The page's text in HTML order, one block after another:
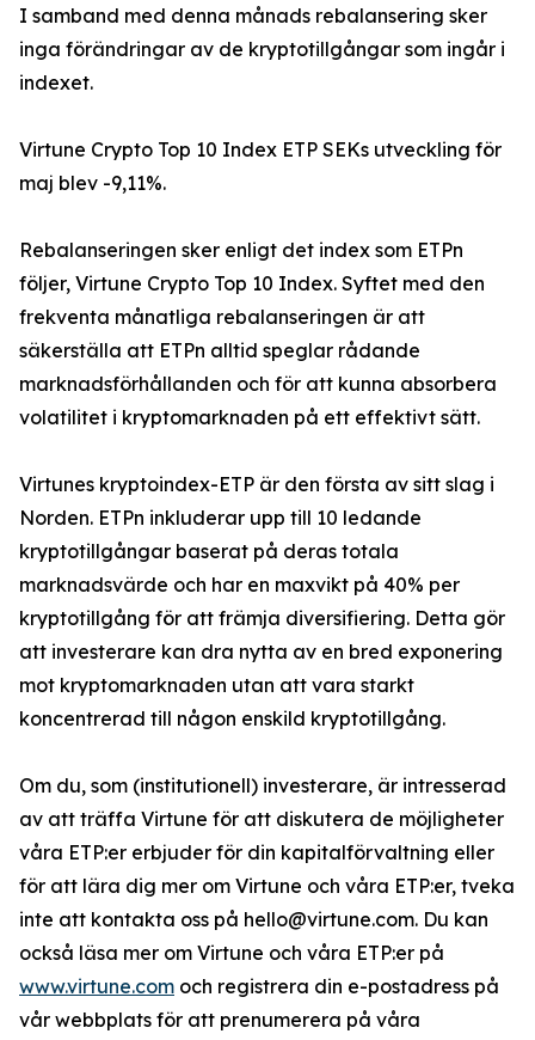
I samband med denna månads rebalansering sker
inga förändringar av de kryptotillgångar som ingår i
indexet.
Virtune Crypto Top 10 Index ETP SEKs utveckling för
maj blev -9,11%.
Rebalanseringen sker enligt det index som ETPn
följer, Virtune Crypto Top 10 Index. Syftet med den
frekventa månatliga rebalanseringen är att
säkerställa att ETPn alltid speglar rådande
marknadsförhållanden och för att kunna absorbera
volatilitet i kryptomarknaden på ett effektivt sätt.
Virtunes kryptoindex-ETP är den första av sitt slag i
Norden. ETPn inkluderar upp till 10 ledande
kryptotillgångar baserat på deras totala
marknadsvärde och har en maxvikt på 40% per
kryptotillgång för att främja diversifiering. Detta gör
att investerare kan dra nytta av en bred exponering
mot kryptomarknaden utan att vara starkt
koncentrerad till någon enskild kryptotillgång.
Om du, som (institutionell) investerare, är intresserad
av att träffa Virtune för att diskutera de möjligheter
våra ETP:er erbjuder för din kapitalförvaltning eller
för att lära dig mer om Virtune och våra ETP:er, tveka
inte att kontakta oss på hello@virtune.com. Du kan
också läsa mer om Virtune och våra ETP:er på
www.virtune.com och registrera din e-postadress på
vår webbplats för att prenumerera på våra